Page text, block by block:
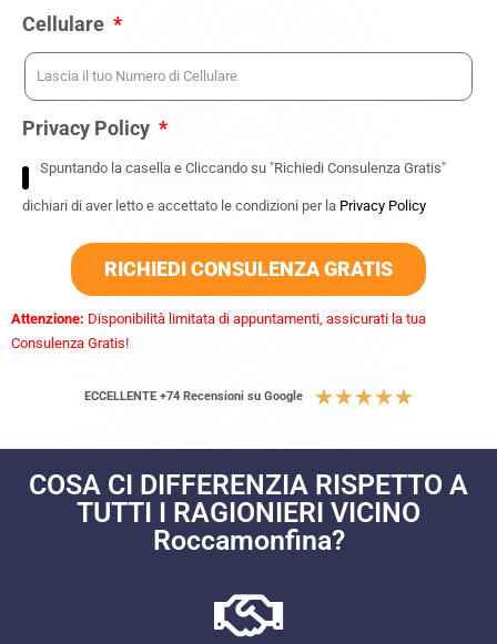
Cellulare
Privacy Policy
Spuntando la casella e Cliccando su "Richiedi Consulenza Gratis"
dichiari di aver letto e accettato le condizioni per la Privacy Policy
RICHIEDI CONSULENZA GRATIS
Attenzione: Disponibilità limitata di appuntamenti, assicurati la tua
Consulenza Gratis!
ECCELLENTE +74 Recensioni su Google ★★★★★
COSA CI DIFFERENZIA RISPETTO A
TUTTI I RAGIONIERI VICINO
Roccamonfina?